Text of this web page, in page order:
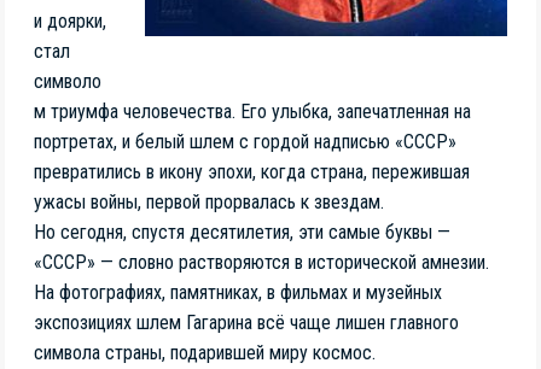
и доярки,
стал
символо
м триумфа человечества. Его улыбка, запечатленная на
портретах, и белый шлем с гордой надписью «СССР»
превратились в икону эпохи, когда страна, пережившая
ужасы войны, первой прорвалась к звездам.
Но сегодня, спустя десятилетия, эти самые буквы —
«СССР» — словно растворяются в исторической амнезии.
На фотографиях, памятниках, в фильмах и музейных
экспозициях шлем Гагарина всё чаще лишен главного
символа страны, подарившей миру космос.